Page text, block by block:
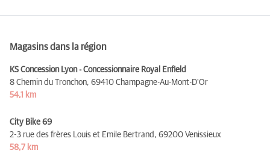
Magasins dans la région
KS Concession Lyon - Concessionnaire Royal Enfield
8 Chemin du Tronchon, 69410 Champagne-Au-Mont-D'Or
54,1 km
City Bike 69
2-3 rue des frères Louis et Emile Bertrand, 69200 Venissieux
58,7 km